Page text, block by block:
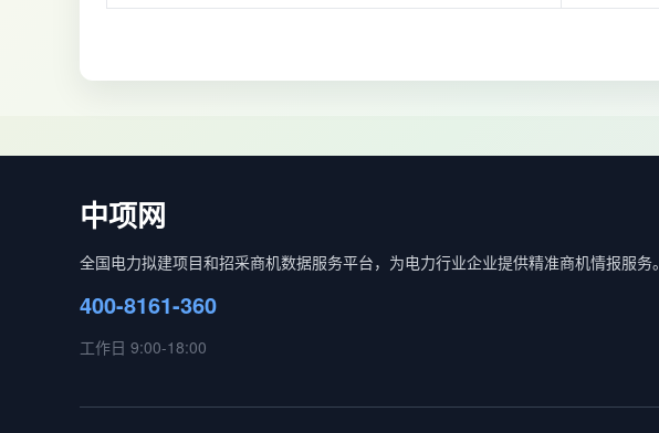
中项网
全国电力拟建项目和招采商机数据服务平台，为电力行业企业提供精准商机情报服务。
400-8161-360
工作日 9:00-18:00